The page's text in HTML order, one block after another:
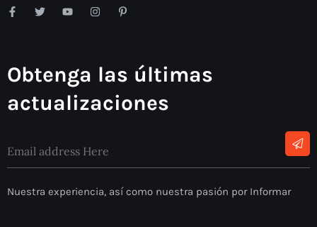
Obtenga las últimas
actualizaciones
Nuestra experiencia, así como nuestra pasión por Informar